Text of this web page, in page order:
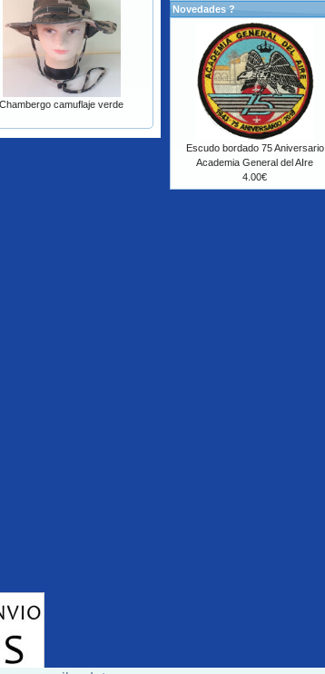
Chambergo camuflaje verde
Novedades ?
Escudo bordado 75 Aniversario
Academia General del AIre
4.00€